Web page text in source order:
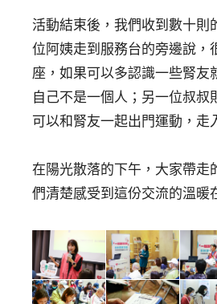
活動結束後，我們收到數十則
位阿姨走到服務台的旁邊說，
座，如果可以多認識一些腎友
自己不是一個人；另一位叔叔
可以和腎友一起出門運動，走
在陽光散落的下午，大家帶走
們清楚感受到這份交流的溫暖